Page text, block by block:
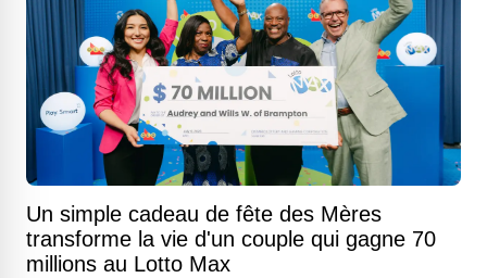
Un simple cadeau de fête des Mères
transforme la vie d'un couple qui gagne 70
millions au Lotto Max